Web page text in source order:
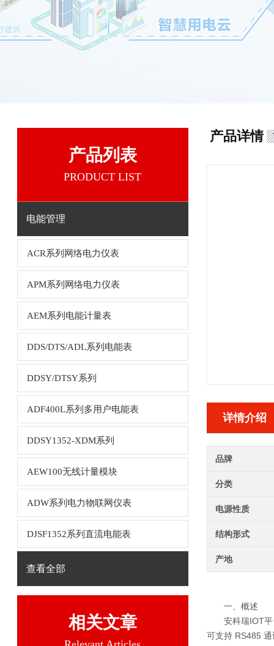
产品列表
PRODUCT LIST
电能管理
ACR系列网络电力仪表
APM系列网络电力仪表
AEM系列电能计量表
DDS/DTS/ADL系列电能表
DDSY/DTSY系列
ADF400L系列多用户电能表
DDSY1352-XDM系列
AEW100无线计量模块
ADW系列电力物联网仪表
DJSF1352系列直流电能表
查看全部
相关文章
产品详情
详情介绍
品牌
分类
电源性质
结构形式
产地
一、概述
安科瑞IOT
可支持 RS485